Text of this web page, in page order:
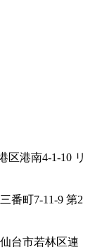
区港南4-1-10 リ
番町7-11-9 第2
台市若林区連